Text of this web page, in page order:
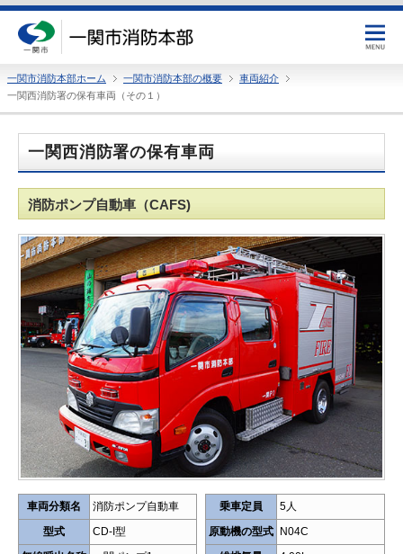
一関市消防本部ホーム 一関市消防本部の概要
車両紹介
一関西消防署の保有車両（その１）
一関西消防署の保有車両
消防ポンプ自動車（CAFS)
車両分類名
消防ポンプ自動車
型式
CD-I型
乗車定員
5人
原動機の型式 N04C